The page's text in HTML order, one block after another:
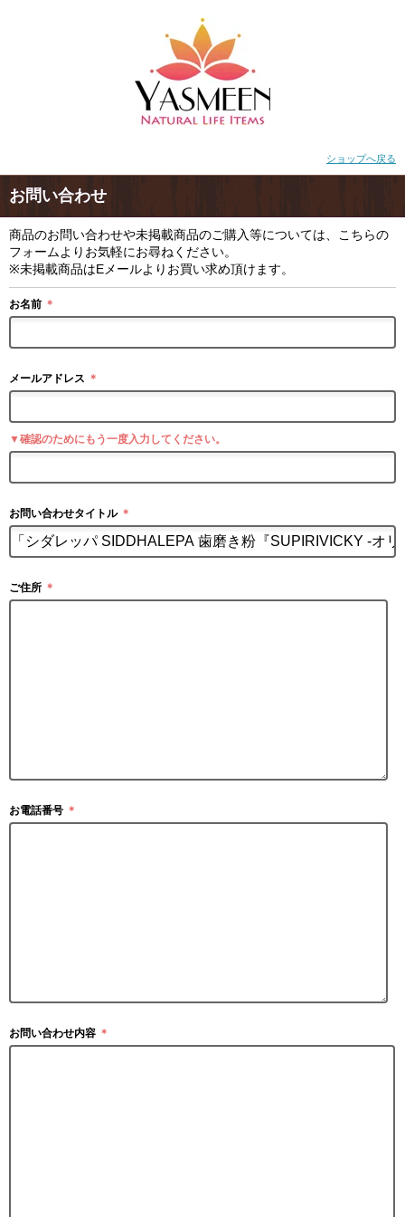
ショップへ戻る
お問い合わせ
商品のお問い合わせや未掲載商品のご購入等については、こちらの
フォームよりお気軽にお尋ねください。
※未掲載商品はEメールよりお買い求め頂けます。
お名前 ＊
メールアドレス ＊
▼確認のためにもう一度入力してください。
お問い合わせタイトル ＊
ご住所 ＊
お電話番号 ＊
お問い合わせ内容 ＊